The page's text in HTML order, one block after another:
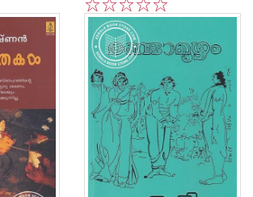
5
4
3
2
1